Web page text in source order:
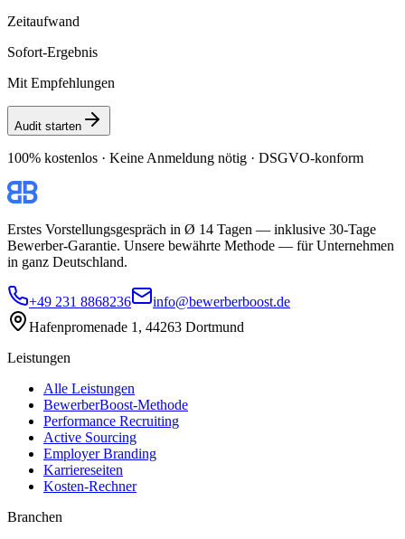
Zeitaufwand
Sofort-Ergebnis
Mit Empfehlungen
Audit starten
100% kostenlos · Keine Anmeldung nötig · DSGVO-konform
Erstes Vorstellungsgespräch in Ø 14 Tagen — inklusive 30-Tage
Bewerber-Garantie. Unsere bewährte Methode — für Unternehmen
in ganz Deutschland.
+49 231 8868236
info@bewerberboost.de
Hafenpromenade 1, 44263 Dortmund
Leistungen
Alle Leistungen
BewerberBoost-Methode
Performance Recruiting
Active Sourcing
Employer Branding
Karriereseiten
Kosten-Rechner
Branchen